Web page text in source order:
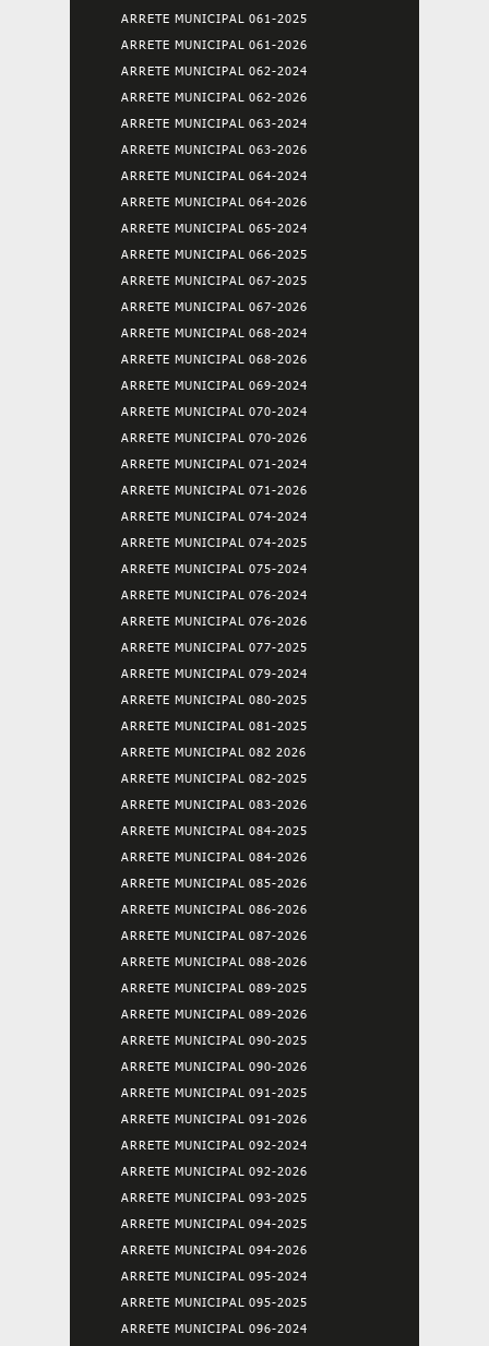
ARRETE MUNICIPAL 061-2025
ARRETE MUNICIPAL 061-2026
ARRETE MUNICIPAL 062-2024
ARRETE MUNICIPAL 062-2026
ARRETE MUNICIPAL 063-2024
ARRETE MUNICIPAL 063-2026
ARRETE MUNICIPAL 064-2024
ARRETE MUNICIPAL 064-2026
ARRETE MUNICIPAL 065-2024
ARRETE MUNICIPAL 066-2025
ARRETE MUNICIPAL 067-2025
ARRETE MUNICIPAL 067-2026
ARRETE MUNICIPAL 068-2024
ARRETE MUNICIPAL 068-2026
ARRETE MUNICIPAL 069-2024
ARRETE MUNICIPAL 070-2024
ARRETE MUNICIPAL 070-2026
ARRETE MUNICIPAL 071-2024
ARRETE MUNICIPAL 071-2026
ARRETE MUNICIPAL 074-2024
ARRETE MUNICIPAL 074-2025
ARRETE MUNICIPAL 075-2024
ARRETE MUNICIPAL 076-2024
ARRETE MUNICIPAL 076-2026
ARRETE MUNICIPAL 077-2025
ARRETE MUNICIPAL 079-2024
ARRETE MUNICIPAL 080-2025
ARRETE MUNICIPAL 081-2025
ARRETE MUNICIPAL 082 2026
ARRETE MUNICIPAL 082-2025
ARRETE MUNICIPAL 083-2026
ARRETE MUNICIPAL 084-2025
ARRETE MUNICIPAL 084-2026
ARRETE MUNICIPAL 085-2026
ARRETE MUNICIPAL 086-2026
ARRETE MUNICIPAL 087-2026
ARRETE MUNICIPAL 088-2026
ARRETE MUNICIPAL 089-2025
ARRETE MUNICIPAL 089-2026
ARRETE MUNICIPAL 090-2025
ARRETE MUNICIPAL 090-2026
ARRETE MUNICIPAL 091-2025
ARRETE MUNICIPAL 091-2026
ARRETE MUNICIPAL 092-2024
ARRETE MUNICIPAL 092-2026
ARRETE MUNICIPAL 093-2025
ARRETE MUNICIPAL 094-2025
ARRETE MUNICIPAL 094-2026
ARRETE MUNICIPAL 095-2024
ARRETE MUNICIPAL 095-2025
ARRETE MUNICIPAL 096-2024